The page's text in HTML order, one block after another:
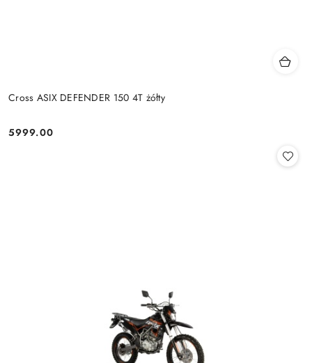
Cross ASIX DEFENDER 150 4T żółty
Cena:
5999.00